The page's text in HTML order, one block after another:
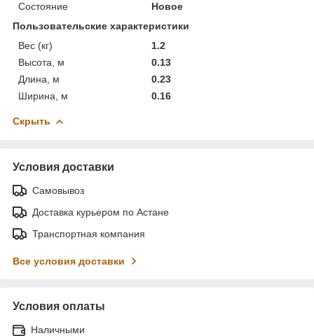
Состояние
Новое
Пользовательские характеристики
Вес (кг)
1.2
Высота, м
0.13
Длина, м
0.23
Ширина, м
0.16
Скрыть
Условия доставки
Самовывоз
Доставка курьером по Астане
Транспортная компания
Все условия доставки
Условия оплаты
Наличными